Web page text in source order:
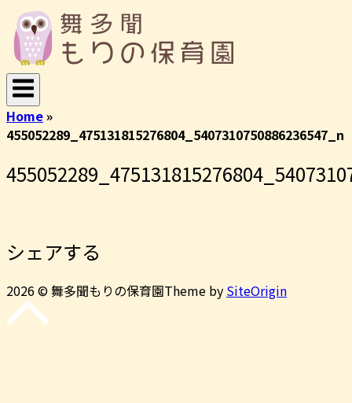
ン
テ
ン
ツ
へ
ス
ッ
プ
ー
ム
Home»
455052289_475131815276804_5407310750886236547_n
シェアする
2026 © 舞多聞もりの保育園Theme by SiteOrigin
先
頭